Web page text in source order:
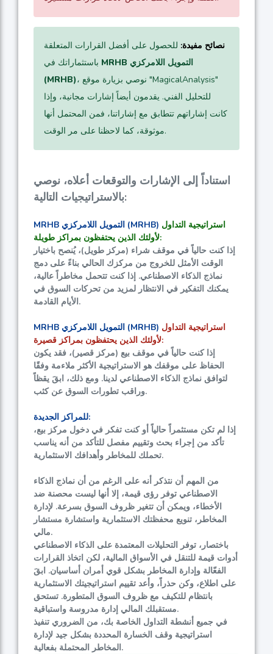
نصائح مفيدة: للحصول على أفضل القرارات المتعلقة
MRHB التمويل اللامركزي
(MRHB)، نوصي بزيارة موقع "MagicalAnalysis"
للتحليل الفني. يقدمون أيضاً إشارات مجانية، وإذا
كانت إشاراتهم تتطابق مع إشاراتنا، فمن المحتمل أنها
موثوقة، كما لاحظنا على مر الوقت.
استناداً إلى الإشارات والتوقعات أعلاه، نوصي
بالاستراتيجيات التالية:
MRHB التمويل اللامركزي (MRHB) استراتيجية التداول
لأولئك الذين يحتفظون بمراكز طويلة:
إذا كنت حالياً في موقف شراء (مركز طويل)، يُنصح باختيار
الوقت الأمثل للخروج من مركزك الحالي بناءً على دمج
نماذج الذكاء الاصطناعي. إذا كنت تتحمل مخاطراً عالية،
يمكنك التفكير في الانتظار لمزيد من تحركات السوق في
الأيام القادمة.
MRHB التمويل اللامركزي (MRHB) استراتيجية التداول
لأولئك الذين يحتفظون بمراكز قصيرة:
إذا كنت حالياً في موقف بيع (مركز قصير)، فقد يكون
الحفاظ على موقفك هو الاستراتيجية الأكثر ملاءمة وفقًا
لتوافق نماذج الذكاء الاصطناعي لدينا. ومع ذلك، ابقَ يقظاً
وراقب تطورات السوق عن كثب.
للمراكز الجديدة:
إذا لم تكن مستثمراً حالياً أو كنت تفكر في دخول مركز بيع،
تأكد من إجراء بحث وتقييم مفصل للتأكد من أنه يناسب
تحملك للمخاطر وأهدافك الاستثمارية.
من المهم أن نتذكر أنه على الرغم من أن نماذج الذكاء
الاصطناعي توفر رؤى قيمة، إلا أنها ليست محصنة ضد
الأخطاء، ويمكن أن تتغير ظروف السوق بسرعة. لإدارة
المخاطر، تنويع محفظتك الاستثمارية واستشارة مستشار
مالي.
باختصار، توفر التحليلات المعتمدة على الذكاء الاصطناعي
أدوات قيمة للتنقل في الأسواق المالية، لكن اتخاذ القرارات
الفعّالة وإدارة المخاطر بشكل قوي أمران أساسيان. ابقَ
على اطلاع، وكن حذراً، وأعد تقييم استراتيجيتك الاستثمارية
بانتظام للتكيف مع ظروف السوق المتطورة. تستحق
مستقبلك المالي إدارة مدروسة واستباقية.
في جميع أنشطة التداول الخاصة بك، من الضروري تنفيذ
استراتيجية وقف الخسارة المحددة بشكل جيد لإدارة
المخاطر المحتملة بفعالية.